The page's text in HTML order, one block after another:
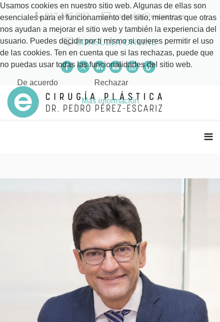
917 505 992 consulta@escariz.es
CONSULTA ONLINE
Usamos cookies en nuestro sitio web. Algunas de ellas son
esenciales para el funcionamiento del sitio, mientras que otras
nos ayudan a mejorar el sitio web y también la experiencia del
usuario. Puedes decidir por ti mismo si quieres permitir el uso
de las cookies. Ten en cuenta que si las rechazas, puede que
no puedas usar todas las funcionalidades del sitio web.
De acuerdo Rechazar
Más información